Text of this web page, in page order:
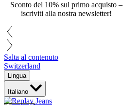
Sconto del 10% sul primo acquisto –
iscriviti alla nostra newsletter!
Salta al contenuto
Switzerland
Lingua
Italiano